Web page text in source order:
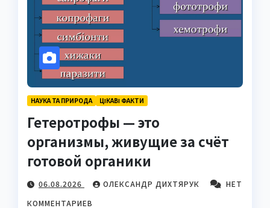
НАУКА ТА ПРИРОДА ЦІКАВІ ФАКТИ
Гетеротрофы — это
организмы, живущие за счёт
готовой органики
06.08.2026 ОЛЕКСАНДР ДИХТЯРУК
НЕТ
КОММЕНТАРИЕВ